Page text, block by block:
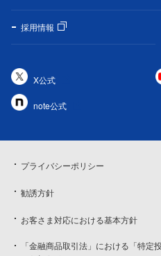
採用情報
X公式
note公式
プライバシーポリシー
勧誘方針
お客さま対応における基本方針
「金融商品取引法」における「特